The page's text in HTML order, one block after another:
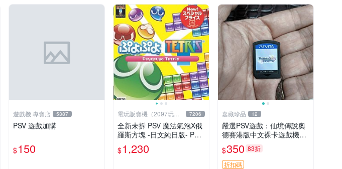
遊戲機 專賣店 5387
PSV 遊戲加購
$150
電玩販賣機（2097玩具
公仔舖
7206
全新未拆 PSV 魔法氣泡X俄
羅斯方塊 -日文純日版- Puy
oPuyo Tetris
$1,230
嘉藏珍品 12
嚴選PSV遊戲：仙境傳說奧
德賽港版中文裸卡遊戲機遊
戲 仙境傳說 奧德賽 港版 PS
V 中文 裸卡 游戲 仙境傳說
港版 游戲
$350 83折
折扣碼